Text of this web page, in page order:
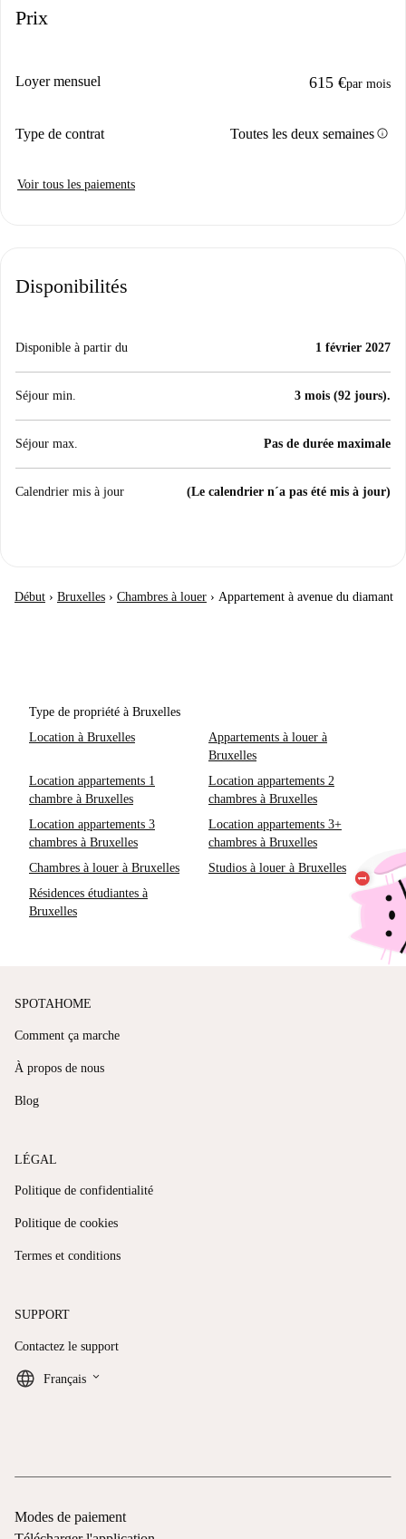
Prix
Loyer mensuel 615 €par mois
Type de contrat Toutes les deux semainesinfo
Voir tous les paiements
Disponibilités
Disponible à partir du 1 février 2027
Séjour min. 3 mois (92 jours).
Séjour max. Pas de durée maximale
Calendrier mis à jour (Le calendrier n´a pas été mis à jour)
Début › Bruxelles › Chambres à louer › Appartement à avenue du diamant
Type de propriété à Bruxelles
Location à Bruxelles
Appartements à louer à
Bruxelles
Location appartements 1
chambre à Bruxelles
Location appartements 2
chambres à Bruxelles
Location appartements 3
chambres à Bruxelles
Location appartements 3+
chambres à Bruxelles
Chambres à louer à Bruxelles
Studios à louer à Bruxelles
Résidences étudiantes à
Bruxelles
SPOTAHOME
Comment ça marche
À propos de nous
Blog
LÉGAL
Politique de confidentialité
Politique de cookies
Termes et conditions
SUPPORT
Contactez le support
Français keyboard_arrow_down
Modes de paiement